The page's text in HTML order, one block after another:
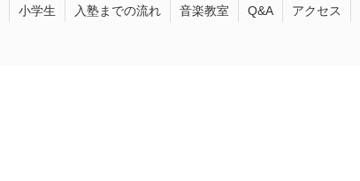
小学生 入塾までの流れ 音楽教室 Q&A アクセス